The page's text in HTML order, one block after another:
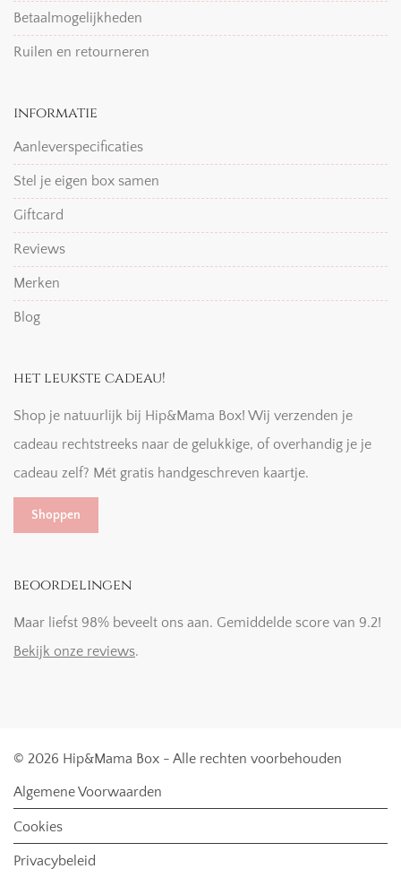
Betaalmogelijkheden
Ruilen en retourneren
informatie
Aanleverspecificaties
Stel je eigen box samen
Giftcard
Reviews
Merken
Blog
het leukste cadeau!
Shop je natuurlijk bij Hip&Mama Box! Wij verzenden je
cadeau rechtstreeks naar de gelukkige, of overhandig je je
cadeau zelf? Mét gratis handgeschreven kaartje.
Shoppen
beoordelingen
Maar liefst 98% beveelt ons aan. Gemiddelde score van 9.2!
Bekijk onze reviews.
© 2026 Hip&Mama Box - Alle rechten voorbehouden
Algemene Voorwaarden
Cookies
Privacybeleid